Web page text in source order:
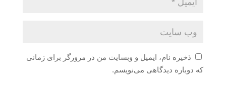
ذخیره نام، ایمیل و وبسایت من در مرورگر برای زمانی
که دوباره دیدگاهی می‌نویسم.